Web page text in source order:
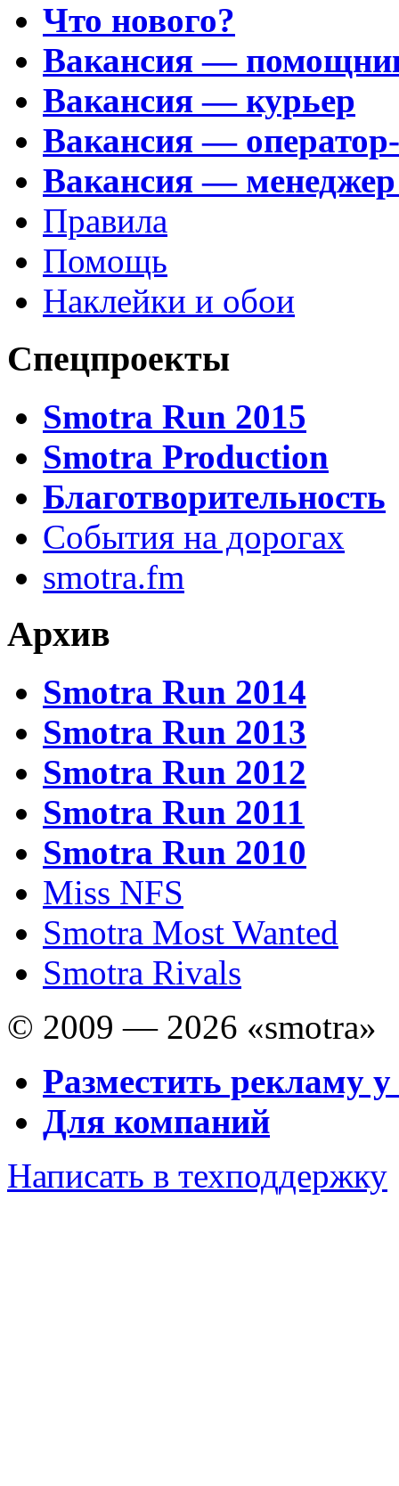
Что нового?
Вакансия —
Вакансия — курьер
Вакансия —
Вакансия —
Правила
Помощь
Наклейки и обои
Спецпроекты
Smotra Run 2015
Smotra Production
Благотворительность
События на дорогах
smotra.fm
Архив
Smotra Run 2014
Smotra Run 2013
Smotra Run 2012
Smotra Run 2011
Smotra Run 2010
Miss NFS
Smotra Most Wanted
Smotra Rivals
© 2009 — 2026 «smotra»
Разместить рекламу у
Для компаний
Написать в техподдержку